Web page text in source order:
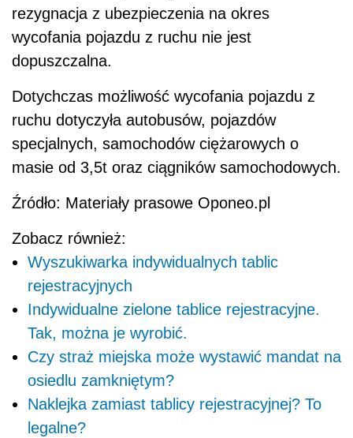
rezygnacja z ubezpieczenia na okres
wycofania pojazdu z ruchu nie jest
dopuszczalna.
Dotychczas możliwość wycofania pojazdu z
ruchu dotyczyła autobusów, pojazdów
specjalnych, samochodów ciężarowych o
masie od 3,5t oraz ciągników samochodowych.
Źródło: Materiały prasowe Oponeo.pl
Zobacz również:
Wyszukiwarka indywidualnych tablic
rejestracyjnych
Indywidualne zielone tablice rejestracyjne.
Tak, można je wyrobić.
Czy straż miejska może wystawić mandat na
osiedlu zamkniętym?
Naklejka zamiast tablicy rejestracyjnej? To
legalne?